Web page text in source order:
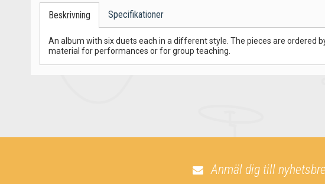
Beskrivning Specifikationer
An album with six duets each in a different style. The pieces are ordered
material for performances or for group teaching.
Anmäl dig till